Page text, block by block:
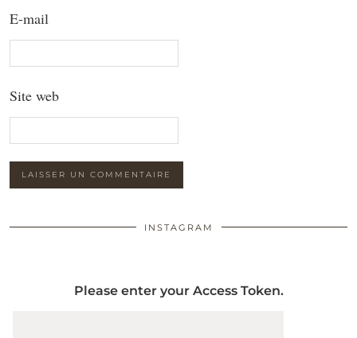
E-mail
Site web
INSTAGRAM
Please enter your Access Token.